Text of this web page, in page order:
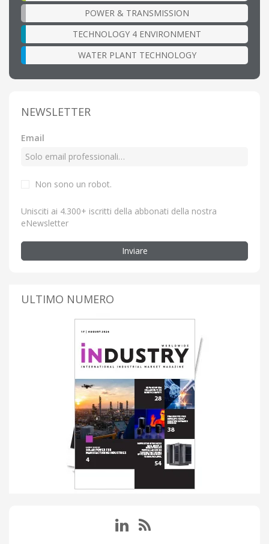
POWER & TRANSMISSION
TECHNOLOGY 4 ENVIRONMENT
WATER PLANT TECHNOLOGY
NEWSLETTER
Email
Non sono un robot.
Unisciti ai 4.300+ iscritti della abbonati della nostra
eNewsletter
Inviare
ULTIMO NUMERO